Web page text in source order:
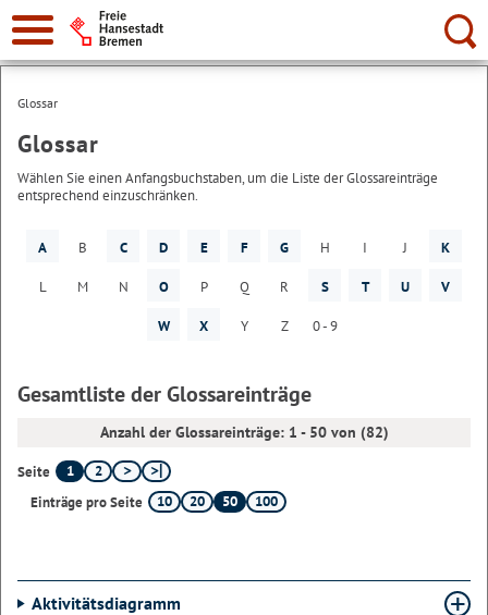
Suche:
Glossar
Glossar
Wählen Sie einen Anfangsbuchstaben, um die Liste der Glossareinträge
entsprechend einzuschränken.
A B C D E F G H I J K
L M N O P Q R S T U V
W X Y Z 0 - 9
Gesamtliste der Glossareinträge
Anzahl der Glossareinträge: 1 - 50 von (82)
Seite 1
2
Einträge pro Seite
10 20 50 100
Aktivitätsdiagramm